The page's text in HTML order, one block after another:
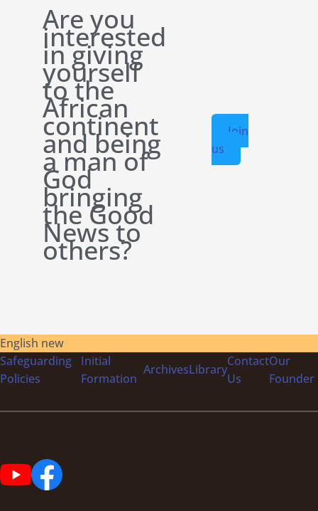
Are you
interested
in giving
yourself
to the
African
continent
and being
a man of
God
bringing
the Good
News to
others?
Join
us
English new
Safeguarding
Policies
Initial
Formation
ArchivesLibrary
Contact
Us
Our
Founder